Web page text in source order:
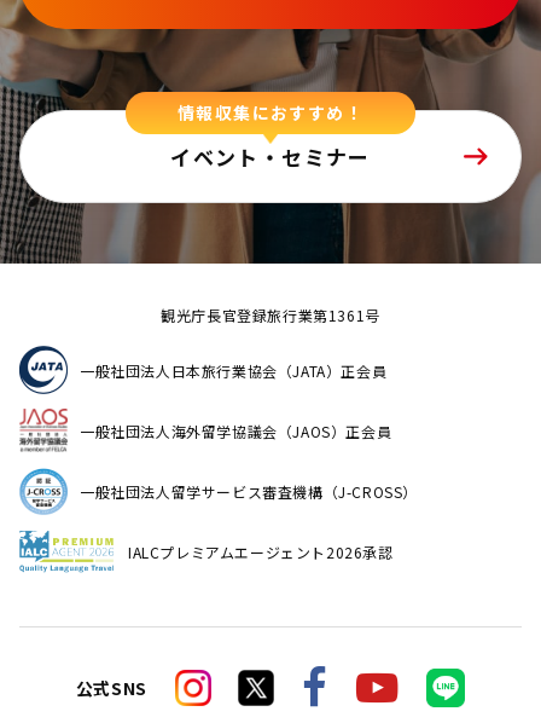
情報収集におすすめ！
イベント・セミナー
観光庁長官登録旅行業第1361号
一般社団法人日本旅行業協会（JATA）正会員
一般社団法人海外留学協議会（JAOS）正会員
一般社団法人留学サービス審査機構（J-CROSS）
IALCプレミアムエージェント2026承認
公式SNS